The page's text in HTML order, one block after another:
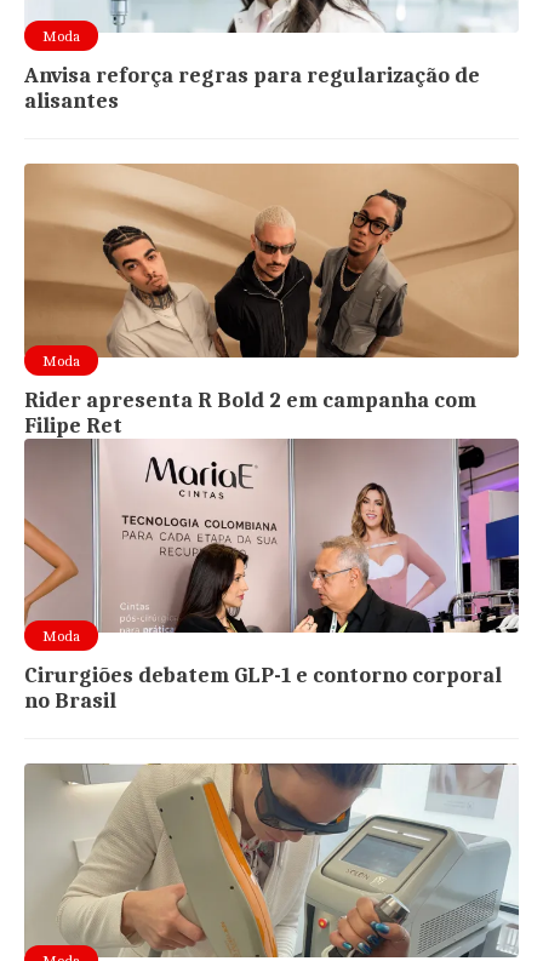
Moda
Anvisa reforça regras para regularização de
alisantes
Moda
Rider apresenta R Bold 2 em campanha com
Filipe Ret
Moda
Cirurgiões debatem GLP-1 e contorno corporal
no Brasil